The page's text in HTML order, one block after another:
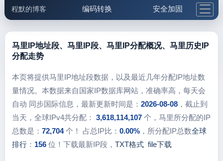
程默的博客 编码转换 安全加固
邮件工具 生活便民 更多工具
马里IP地址段、马里IP段、马里IP分配概况、马里历史IP
分配走势
本页将提供马里IP地址段数据，以及最近几年分配IP地址数
量情况。本数据来自国家IP数据库网站，准确率高，每天会
自动 同步国际信息，最新更新时间是： 2026-08-08，截止到
当天，全球IPv4共分配： 3,618,114,107个，马里所分配的IP
总数是： 72,704个！ 占总IP比： 0.00%，所分配IP总数全球
排行： 156位！下载最新IP段， TXT格式 file下载